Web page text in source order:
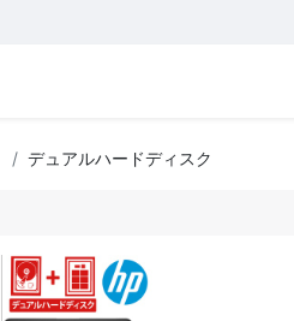
デュアルハードディスク